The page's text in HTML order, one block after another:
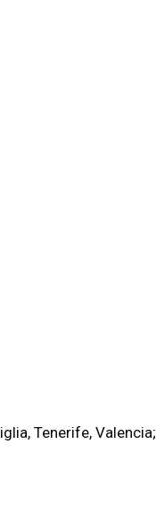
Tenerife, Valencia;